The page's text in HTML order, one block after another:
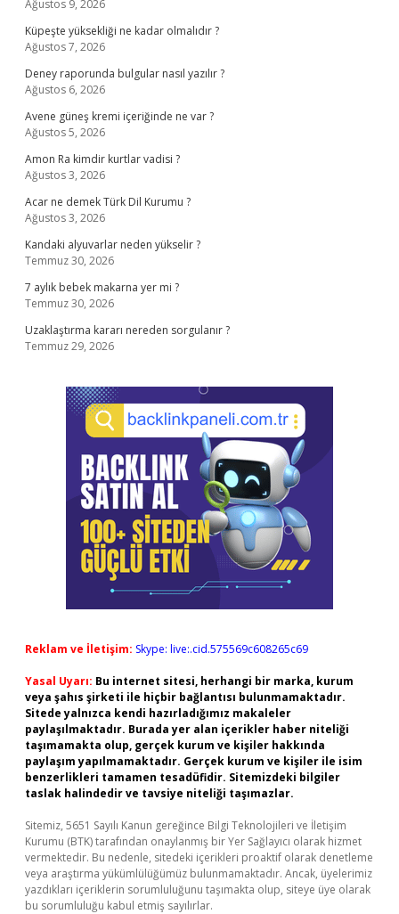
Ağustos 9, 2026
Küpeşte yüksekliği ne kadar olmalıdır ?
Ağustos 7, 2026
Deney raporunda bulgular nasıl yazılır ?
Ağustos 6, 2026
Avene güneş kremi içeriğinde ne var ?
Ağustos 5, 2026
Amon Ra kimdir kurtlar vadisi ?
Ağustos 3, 2026
Acar ne demek Türk Dil Kurumu ?
Ağustos 3, 2026
Kandaki alyuvarlar neden yükselir ?
Temmuz 30, 2026
7 aylık bebek makarna yer mi ?
Temmuz 30, 2026
Uzaklaştırma kararı nereden sorgulanır ?
Temmuz 29, 2026
Reklam ve İletişim: Skype: live:.cid.575569c608265c69
Yasal Uyarı: Bu internet sitesi, herhangi bir marka, kurum
veya şahıs şirketi ile hiçbir bağlantısı bulunmamaktadır.
Sitede yalnızca kendi hazırladığımız makaleler
paylaşılmaktadır. Burada yer alan içerikler haber niteliği
taşımamakta olup, gerçek kurum ve kişiler hakkında
paylaşım yapılmamaktadır. Gerçek kurum ve kişiler ile isim
benzerlikleri tamamen tesadüfidir. Sitemizdeki bilgiler
taslak halindedir ve tavsiye niteliği taşımazlar.
Sitemiz, 5651 Sayılı Kanun gereğince Bilgi Teknolojileri ve İletişim
Kurumu (BTK) tarafından onaylanmış bir Yer Sağlayıcı olarak hizmet
vermektedir. Bu nedenle, sitedeki içerikleri proaktif olarak denetleme
veya araştırma yükümlülüğümüz bulunmamaktadır. Ancak, üyelerimiz
yazdıkları içeriklerin sorumluluğunu taşımakta olup, siteye üye olarak
bu sorumluluğu kabul etmiş sayılırlar.